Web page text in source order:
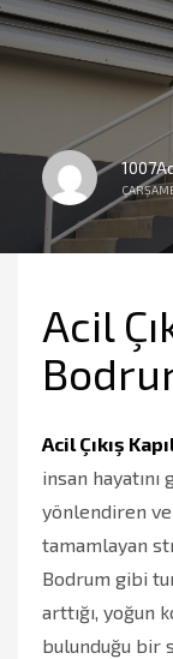
Acil
Acil Çıkış
insan
yönlendiren ve
tamamlayan
Bodrum gibi
arttığı, yoğun
bulunduğu bir